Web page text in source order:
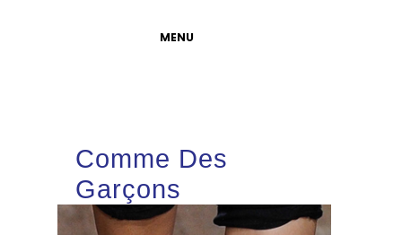
MENU
Comme Des
Garçons